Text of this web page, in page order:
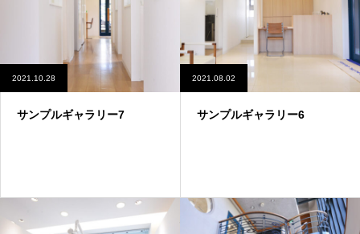
2021.10.28
サンプルギャラリー7
2021.08.02
サンプルギャラリー6